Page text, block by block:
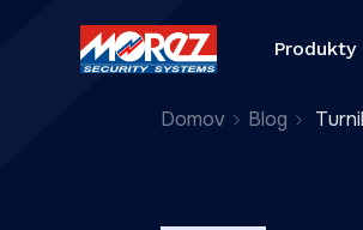
Produkty
Domov Blog